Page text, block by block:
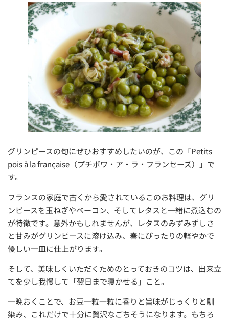
グリンピースの旬にぜひおすすめしたいのが、この「Petits
pois à la française（プチポワ・ア・ラ・フランセーズ）」で
す。
フランスの家庭で古くから愛されているこのお料理は、グリ
ンピースを玉ねぎやベーコン、そしてレタスと一緒に煮込むの
が特徴です。意外かもしれませんが、レタスのみずみずしさ
と甘みがグリンピースに溶け込み、春にぴったりの軽やかで
優しい一皿に仕上がります。
そして、美味しくいただくためのとっておきのコツは、出来立
てを少し我慢して「翌日まで寝かせる」こと。
一晩おくことで、お豆一粒一粒に香りと旨味がじっくりと馴
染み、これだけで十分に贅沢なごちそうになります。もちろ